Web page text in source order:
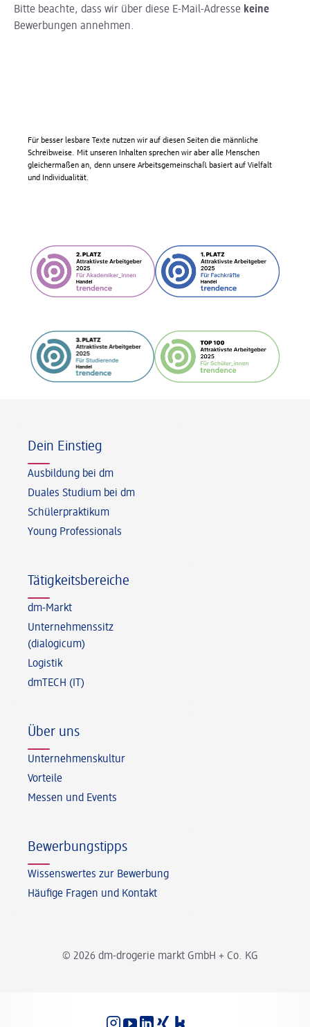
Bitte beachte, dass wir über diese E-Mail-Adresse keine
Bewerbungen annehmen.
Für besser lesbare Texte nutzen wir auf diesen Seiten die männliche
Schreibweise. Mit unseren Inhalten sprechen wir aber alle Menschen
gleichermaßen an, denn unsere Arbeitsgemeinschaft basiert auf Vielfalt
und Individualität.
© 2026 dm-drogerie markt GmbH + Co. KG
Dein Einstieg
Ausbildung bei dm
Duales Studium bei dm
Schülerpraktikum
Young Professionals
Tätigkeitsbereiche
dm-Markt
Unternehmenssitz
(dialogicum)
Logistik
dmTECH (IT)
Über uns
Unternehmenskultur
Vorteile
Messen und Events
Bewerbungstipps
Wissenswertes zur Bewerbung
Häufige Fragen und Kontakt